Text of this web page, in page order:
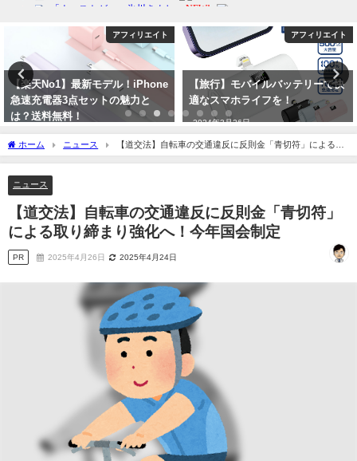
アフィリエイト
【楽天No1】最新モデル！iPhone
急速充電器3点セットの魅力と
は？送料無料！
アフィリエイト
【旅行】モバイルバッテリーで快
適なスマホライフを！
2024年3月26日
ホーム ニュース
【道交法】自転車の交通違反に反則金「青切符」による取
り締まり強化へ！今年国会制定
ニュース
【道交法】自転車の交通違反に反則金「青切符」
による取り締まり強化へ！今年国会制定
PR 2025年4月26日 2025年4月24日